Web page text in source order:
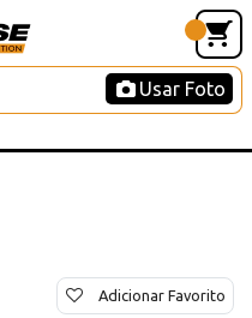
Usar Foto
Adicionar Favorito